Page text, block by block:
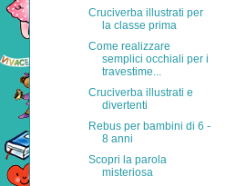
Cruciverba illustrati per
la classe prima
Come realizzare
semplici occhiali per i
travestime...
Cruciverba illustrati e
divertenti
Rebus per bambini di 6 -
8 anni
Scopri la parola
misteriosa